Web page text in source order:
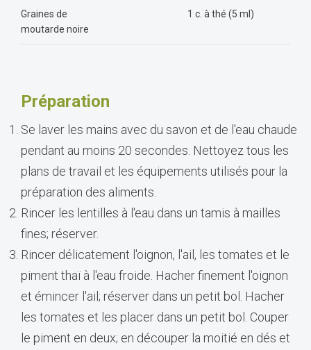
Graines de
moutarde noire
1 c. à thé (5 ml)
Préparation
Se laver les mains avec du savon et de l'eau chaude
pendant au moins 20 secondes. Nettoyez tous les
plans de travail et les équipements utilisés pour la
préparation des aliments.
Rincer les lentilles à l'eau dans un tamis à mailles
fines; réserver.
Rincer délicatement l'oignon, l'ail, les tomates et le
piment thaï à l'eau froide. Hacher finement l'oignon
et émincer l'ail; réserver dans un petit bol. Hacher
les tomates et les placer dans un petit bol. Couper
le piment en deux; en découper la moitié en dés et